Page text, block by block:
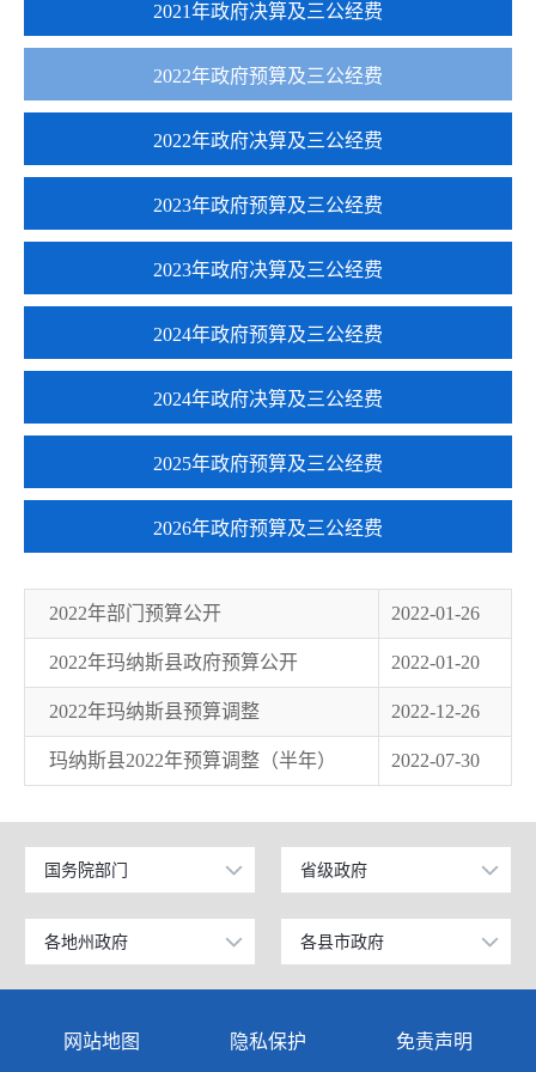
2021年政府决算及三公经费
2022年政府预算及三公经费
2022年政府决算及三公经费
2023年政府预算及三公经费
2023年政府决算及三公经费
2024年政府预算及三公经费
2024年政府决算及三公经费
2025年政府预算及三公经费
2026年政府预算及三公经费
2022年部门预算公开 2022-01-26
2022年玛纳斯县政府预算公开 2022-01-20
2022年玛纳斯县预算调整 2022-12-26
玛纳斯县2022年预算调整（半年） 2022-07-30
国务院部门
公安部
工业和信息化部
科学技术部
教育部
省级政府
北京
上海
广东
天津
各地州政府
乌鲁木齐市
各县市政府
昌吉市
网站地图 隐私保护 免责声明